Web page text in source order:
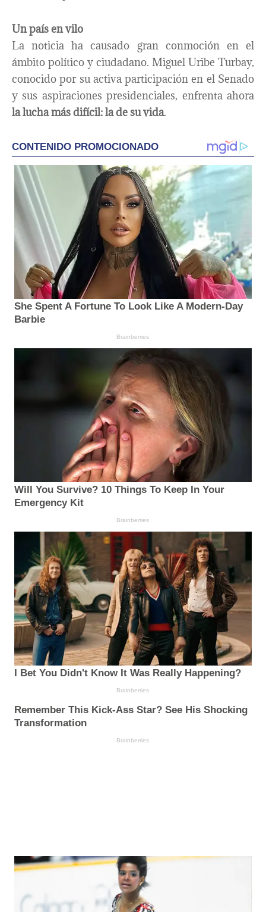
Un país en vilo
La noticia ha causado gran conmoción en el
ámbito político y ciudadano. Miguel Uribe Turbay,
conocido por su activa participación en el Senado
y sus aspiraciones presidenciales, enfrenta ahora
la lucha más difícil: la de su vida.